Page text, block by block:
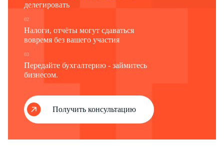
делегировать
02
Налоги, отчёты могут сдаваться
вовремя без вашего участия
03
Передайте бухгалтерию - займитесь
бизнесом.
Получить консультацию